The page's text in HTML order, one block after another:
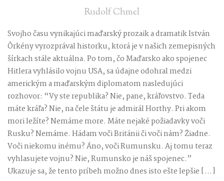
Rudolf Chmel
Svojho času vynikajúci maďarský prozaik a dramatik István
Örkény vyrozprával historku, ktorá je v našich zemepisných
šírkach stále aktuálna. Po tom, čo Maďarsko ako spojenec
Hitlera vyhlásilo vojnu USA, sa údajne odohral medzi
americkým a maďarským diplomatom nasledujúci
rozhovor: “Vy ste republika? Nie, pane, kráľovstvo. Teda
máte kráľa? Nie, na čele štátu je admirál Horthy. Pri akom
mori ležíte? Nemáme more. Máte nejaké požiadavky voči
Rusku? Nemáme. Hádam voči Británii či voči nám? Žiadne.
Voči niekomu inému? Áno, voči Rumunsku. Aj tomu teraz
vyhlasujete vojnu? Nie, Rumunsko je náš spojenec.”
Ukazuje sa, že tento príbeh možno dnes isto ešte lepšie […]